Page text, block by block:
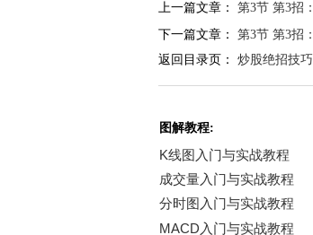
上一篇文章： 第3节 第3招
下一篇文章： 第3节 第3招
返回目录页： 炒股绝招技
图解教程: